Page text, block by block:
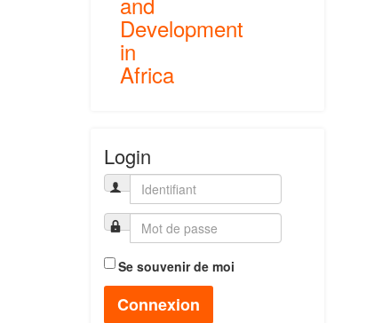
Development
in
Africa
Login
Se souvenir de moi
Connexion